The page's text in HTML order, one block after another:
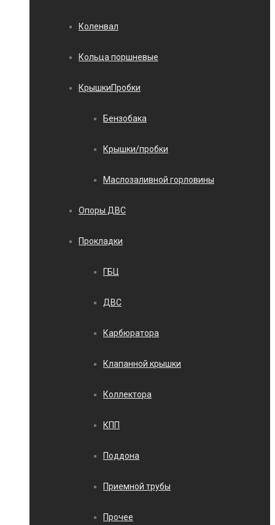
Коленвал
Кольца поршневые
КрышкиПробки
Бензобака
Крышки/пробки
Маслозаливной горловины
Опоры ДВС
Прокладки
ГБЦ
ДВС
Карбюратора
Клапанной крышки
Коллектора
КПП
Поддона
Приемной трубы
Прочее